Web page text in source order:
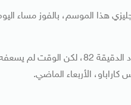
وشارك عمر مرموش من مقاعد بدلاء مانشستر سيتي
الأربعاء الماضي.